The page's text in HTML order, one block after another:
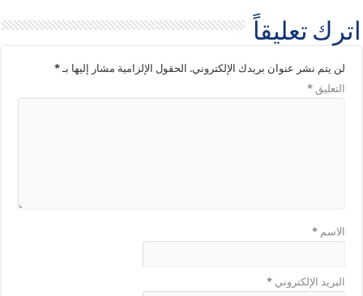
اترك تعليقاً
لن يتم نشر عنوان بريدك الإلكتروني. الحقول الإلزامية مشار إليها بـ*
التعليق*
الاسم*
البريد الإلكتروني*